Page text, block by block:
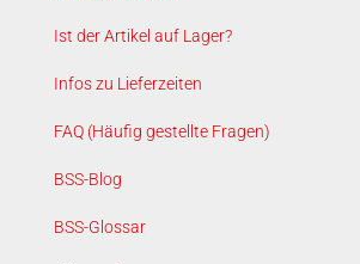
Ist der Artikel auf Lager?
Infos zu Lieferzeiten
FAQ (Häufig gestellte Fragen)
BSS-Blog
BSS-Glossar